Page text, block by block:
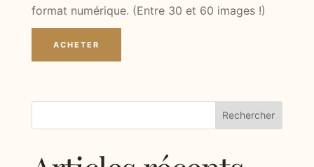
format numérique. (Entre 30 et 60 images !)
ACHETER
Rechercher